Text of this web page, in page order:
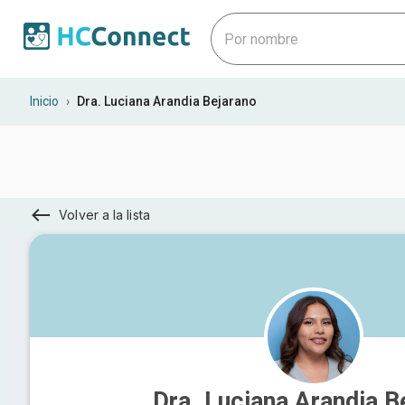
Inicio › Dra. Luciana Arandia Bejarano
Volver a la lista